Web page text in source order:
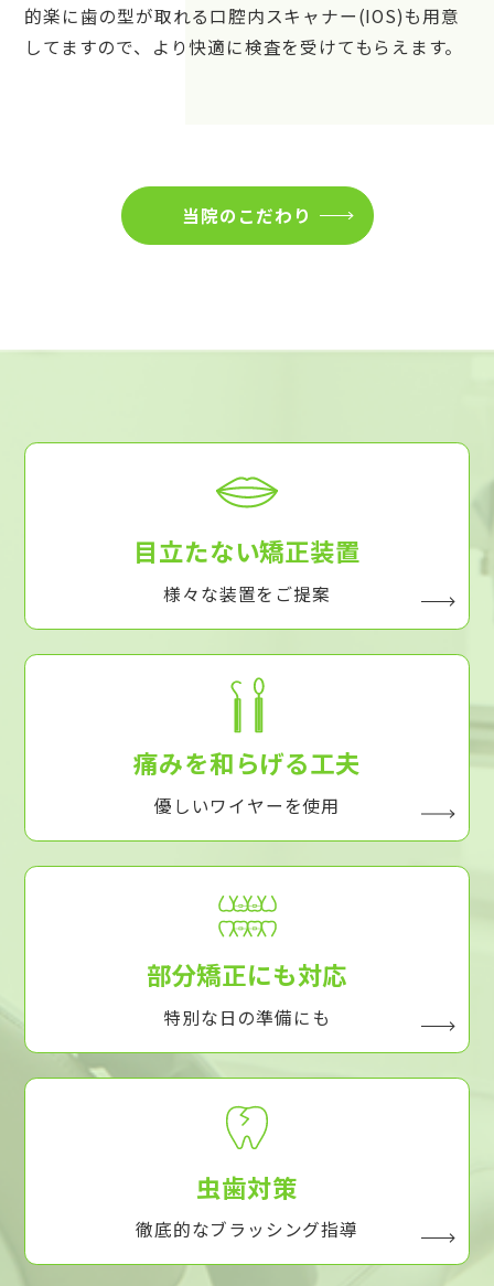
的楽に歯の型が取れる口腔内スキャナー(IOS)も用意
してますので、より快適に検査を受けてもらえます。
当院のこだわり
目立たない矯正装置
様々な装置をご提案
痛みを和らげる工夫
優しいワイヤーを使用
部分矯正にも対応
特別な日の準備にも
虫歯対策
徹底的なブラッシング指導